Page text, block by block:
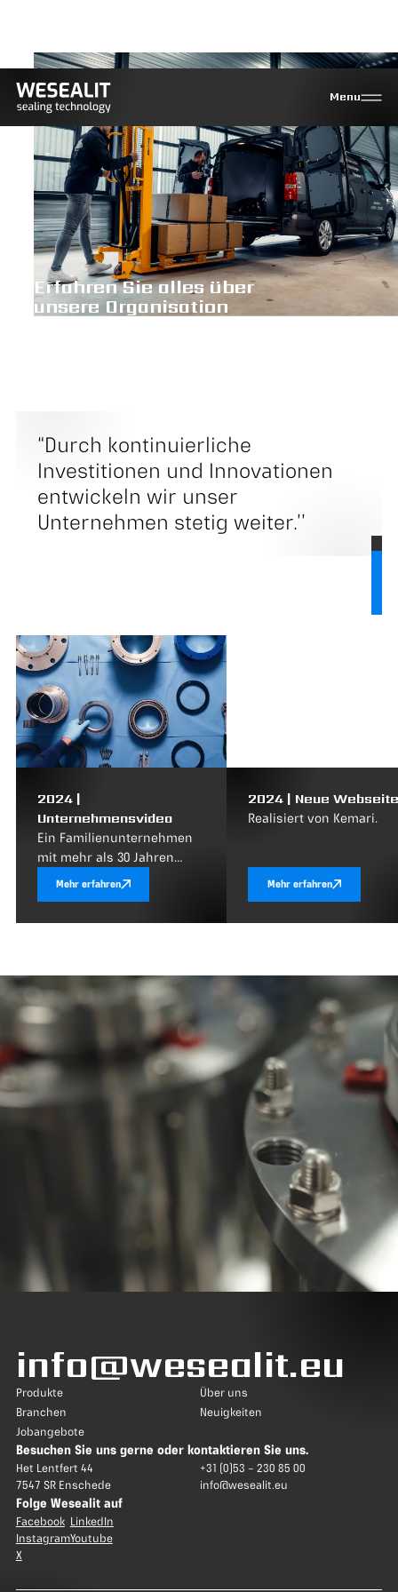
Menu
Erfahren Sie alles über
unsere Organisation
“Durch kontinuierliche
Investitionen und Innovationen
entwickeln wir unser
Unternehmen stetig weiter.’’
2024 |
Unternehmensvideo
Ein Familienunternehmen
mit mehr als 30 Jahren
Mehr erfahren
2024 | Neue Webseite
Realisiert von Kemari.
Mehr erfahren
info@wesealit.eu
Produkte
Über uns
Branchen
Neuigkeiten
Jobangebote
Besuchen Sie uns gerne oder kontaktieren Sie uns.
Het Lentfert 44
7547 SR Enschede
+31 (0)53 – 230 85 00
info@wesealit.eu
Folge Wesealit auf
Facebook
Instagram
X
LinkedIn
Youtube